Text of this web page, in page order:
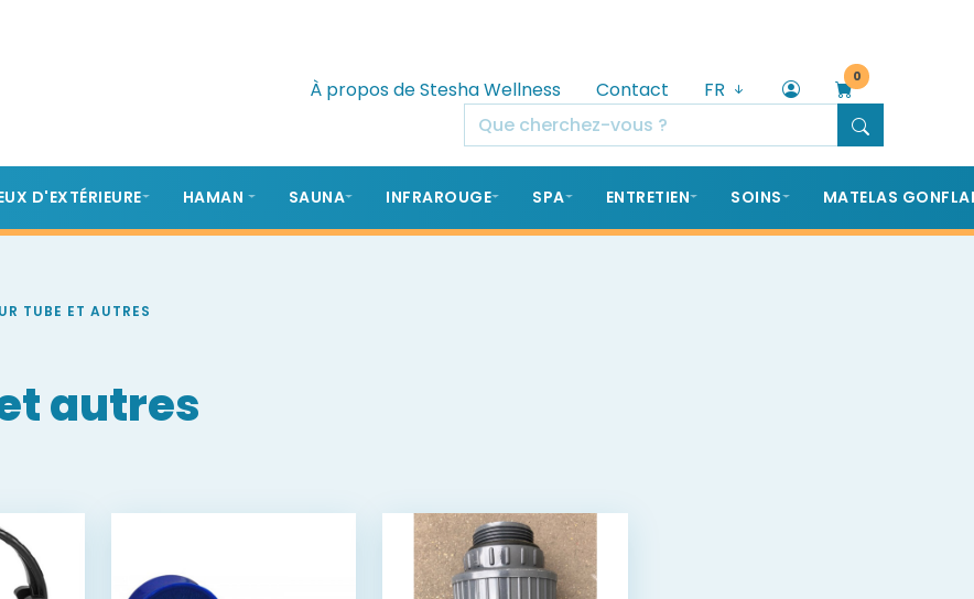
À propos de Stesha Wellness Contact FR
0
D'EXTÉRIEURE HAMAN SAUNA INFRAROUGE SPA ENTRETIEN SOINS MATELAS
TUBE ET AUTRES
autres